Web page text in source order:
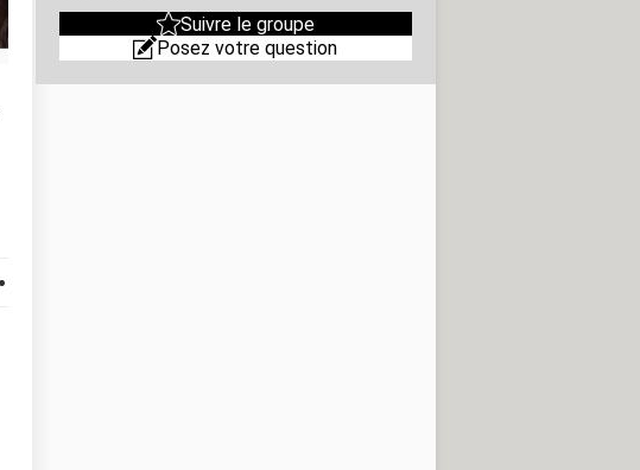
Suivre le groupe
Posez votre question